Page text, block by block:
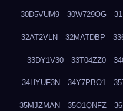
30D5VUM9 30W729OG
32AT2VLN 32MATDBP
33DY1V30 33T04ZZ0
34HYUF3N 34Y7PBO1
35MJZMAN 35O1QNFZ